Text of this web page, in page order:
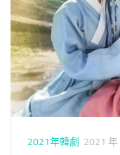
2021年韓劇 2021 年